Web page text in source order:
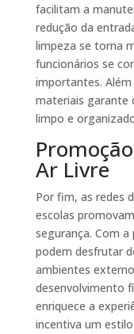
facilitam a
redução da
limpeza se torna
funcionários se
importantes. Além
materiais garante
limpo e
Ar Livre
Por fim, as redes
escolas
segurança. Com
podem desfrutar
ambientes
desenvolvimento
enriquece a
incentiva um